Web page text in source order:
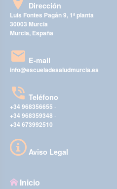
Dirección
Luis Fontes Pagán 9, 1ª planta
30003 Murcia
Murcia, España
E-mail
info@escueladesaludmurcia.es
Teléfono
+34 968356655 -
+34 968359348 -
+34 673992510
Aviso Legal
Inicio